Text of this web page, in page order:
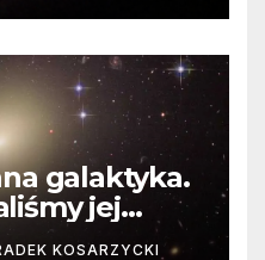
galaktyka.
jej
KOSARZYCKI